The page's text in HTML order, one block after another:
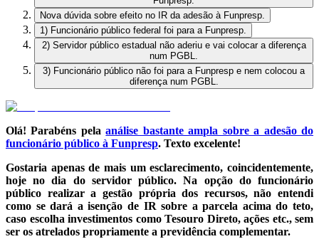
Nova dúvida sobre efeito no IR da adesão à Funpresp.
1) Funcionário público federal foi para a Funpresp.
2) Servidor público estadual não aderiu e vai colocar a diferença
num PGBL.
3) Funcionário público não foi para a Funpresp e nem colocou a
diferença num PGBL.
Olá! Parabéns pelaanálise bastante ampla sobre a adesão do
funcionário público à Funpresp. Texto excelente!
Gostaria apenas de mais um esclarecimento, coincidentemente,
hoje no dia do servidor público. Na opção do funcionário
público realizar a gestão própria dos recursos, não entendi
como se dará a isenção de IR sobre a parcela acima do teto,
caso escolha investimentos como Tesouro Direto, ações etc., sem
ser os atrelados propriamente a previdência complementar.